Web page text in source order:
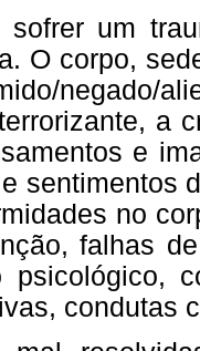
um
O corpo,
negado/
a
e
sentimentos
no
falhas
condutas